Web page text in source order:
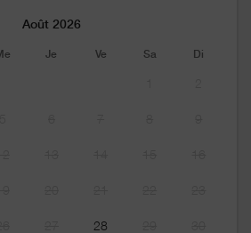
Août 2026
Je Ve Sa Di
28